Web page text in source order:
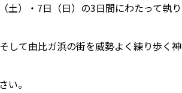
土）・7日（日）の3日間にわたって執り
して由比ガ浜の街を威勢よく練り歩く神
。